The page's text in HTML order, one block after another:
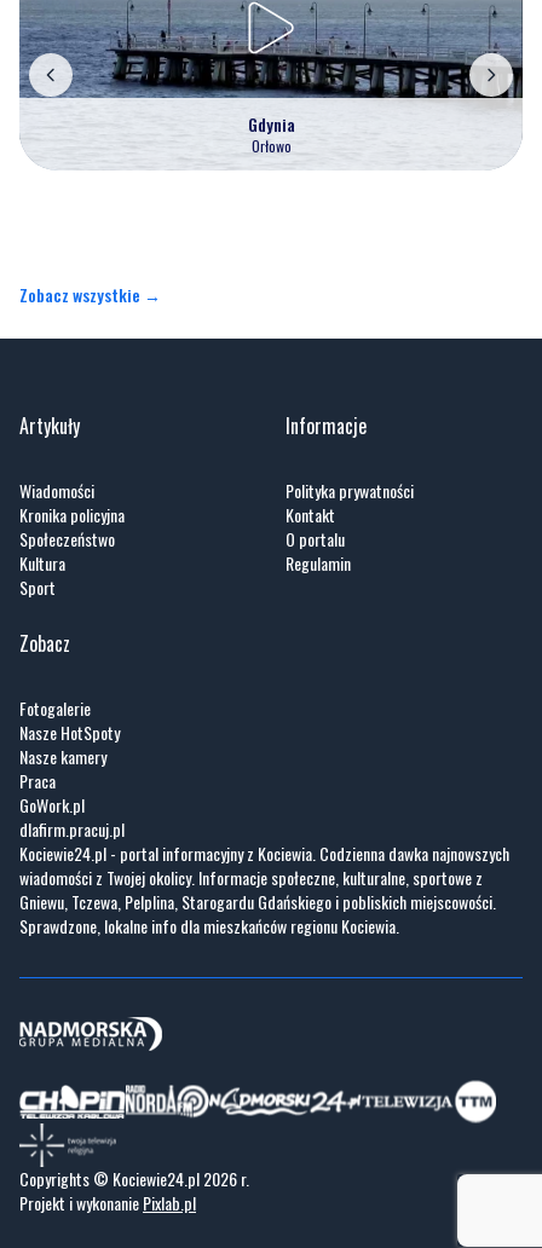
Gdynia
Orłowo
Zobacz wszystkie →
Artykuły
Wiadomości
Kronika policyjna
Społeczeństwo
Kultura
Sport
Informacje
Polityka prywatności
Kontakt
O portalu
Regulamin
Zobacz
Fotogalerie
Nasze HotSpoty
Nasze kamery
Praca
GoWork.pl
dlafirm.pracuj.pl
Kociewie24.pl - portal informacyjny z Kociewia. Codzienna dawka najnowszych
wiadomości z Twojej okolicy. Informacje społeczne, kulturalne, sportowe z
Gniewu, Tczewa, Pelplina, Starogardu Gdańskiego i pobliskich miejscowości.
Sprawdzone, lokalne info dla mieszkańców regionu Kociewia.
Copyrights © Kociewie24.pl 2026 r.
Projekt i wykonaniePixlab.pl